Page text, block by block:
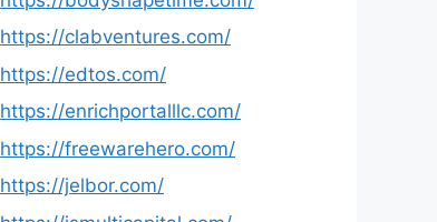
https://clabventures.com/
https://edtos.com/
https://enrichportalllc.com/
https://freewarehero.com/
https://jelbor.com/